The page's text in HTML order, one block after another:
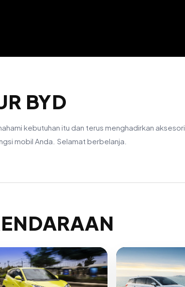
BYD
kebutuhan itu dan terus menghadirkan aksesori
mobil Anda. Selamat berbelanja.